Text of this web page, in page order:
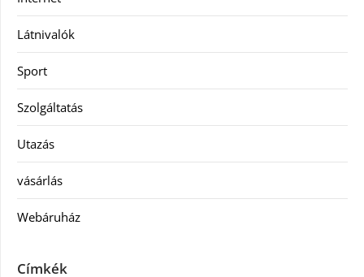
Látnivalók
Sport
Szolgáltatás
Utazás
vásárlás
Webáruház
Címkék